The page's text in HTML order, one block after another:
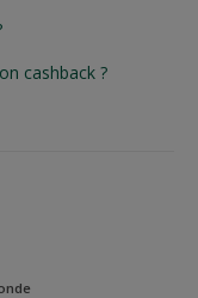
cashback ?